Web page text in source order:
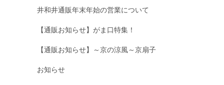
井和井通販年末年始の営業について
【通販お知らせ】がま口特集！
【通販お知らせ】～京の涼風～京扇子
お知らせ